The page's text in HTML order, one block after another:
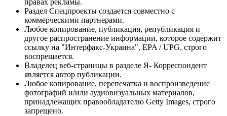
Раздел Спецпроекты создается совместно с
коммерческими партнерами.
Любое копирование, публикация, републикация и
другое распространение информации, которое содержит
ссылку на "Интерфакс-Украина", EPA / UPG, строго
воспрещается.
Владелец веб-страницы в разделе Я- Корреспондент
является автор публикации.
Любое копирование, перепечатка и воспроизведение
фотографий и/или аудиовизуальных материалов,
принадлежащих правообладателю Getty Images, строго
запрещено.